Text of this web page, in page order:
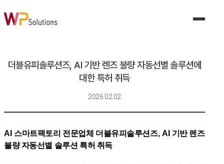
제품 및 서비스
품질이탈예측 AI 솔루션
수요예측 AI 솔루션
공정조건 AI 솔루션
산업안전 AI 솔루션
MES 솔루션
더블유피솔루션즈, AI 기반 렌즈 불량 자동선별 솔루션에
대한 특허 취득
2026.02.02
AI 스마트팩토리 전문업체 더블유피솔루션즈, AI 기반 렌즈
불량 자동선별 솔루션 특허 취득